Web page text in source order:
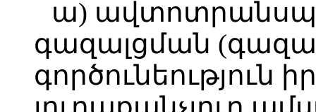
ա)
գազալցման
գործունեություն